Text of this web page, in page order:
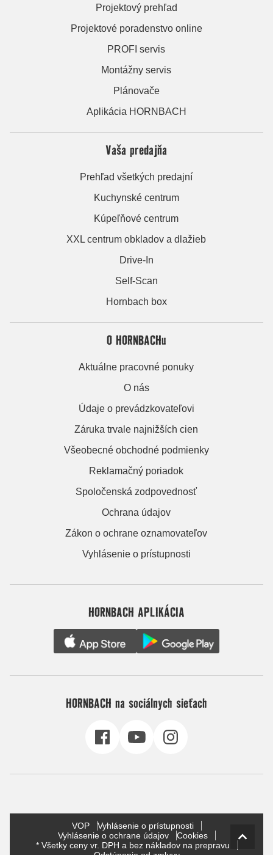
Projektový prehľad
Projektové poradenstvo online
PROFI servis
Montážny servis
Plánovače
Aplikácia HORNBACH
Vaša predajňa
Prehľad všetkých predajní
Kuchynské centrum
Kúpeľňové centrum
XXL centrum obkladov a dlažieb
Drive-In
Self-Scan
Hornbach box
O HORNBACHu
Aktuálne pracovné ponuky
O nás
Údaje o prevádzkovateľovi
Záruka trvale najnižších cien
Všeobecné obchodné podmienky
Reklamačný poriadok
Spoločenská zodpovednosť
Ochrana údajov
Zákon o ochrane oznamovateľov
Vyhlásenie o prístupnosti
HORNBACH APLIKÁCIA
HORNBACH na sociálnych sieťach
VOP
Vyhlásenie o prístupnosti
Vyhlásenie o ochrane údajov
Cookies
* Všetky ceny vr. DPH a bez nákladov na prepravu